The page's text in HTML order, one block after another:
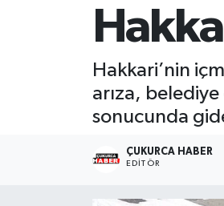
Hakkari’nin
arıza,
sonucunda
ÇUKURCA HABER
EDITÖR
Gündem
Tüm Manşetler
Son Dakika Haberleri
Haber Arşivi